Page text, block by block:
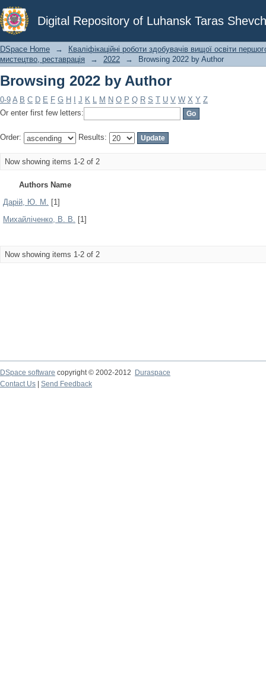
Digital Repository of Luhansk Taras
Browsing 2022 by Author
DSpace Home →
Кваліфікаційні роботи здобувачів вищої освіти
мистецтво, реставрація
→ 2022 → Browsing 2022 by Author
Browsing 2022 by Author
0-9 A B C D E F G H J K L M N O P Q R S T U V W X Y Z
Or enter first few letters:
Order: Results:
Now showing items 1-2 of 2
Authors Name
Дарій, Ю. М. [1]
Михайліченко, В. В. [1]
Now showing items 1-2 of 2
DSpace software copyright © 2002-2012
Duraspace
Contact Us
Send Feedback